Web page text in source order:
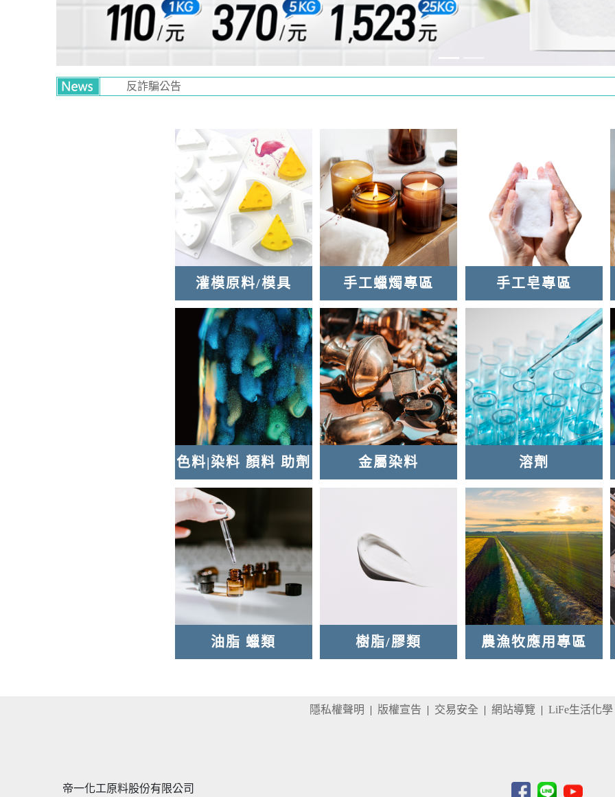
【瀏覽器】帝一化工購物網目前系統無法支援IE8以下之瀏覽器
如何在帝一化工購物網上找到想要的品項? → 搜尋教學
灌模原料/模具 手工蠟燭專區 手工皂專區
色料|染料 顏料 助劑 金屬染料 溶劑
油脂 蠟類 樹脂/膠類 農漁牧應用專區
隱私權聲明 | 版權宣告 | 交易安全 | 網站導覽 | LiFe生活化學
帝一化工原料股份有限公司